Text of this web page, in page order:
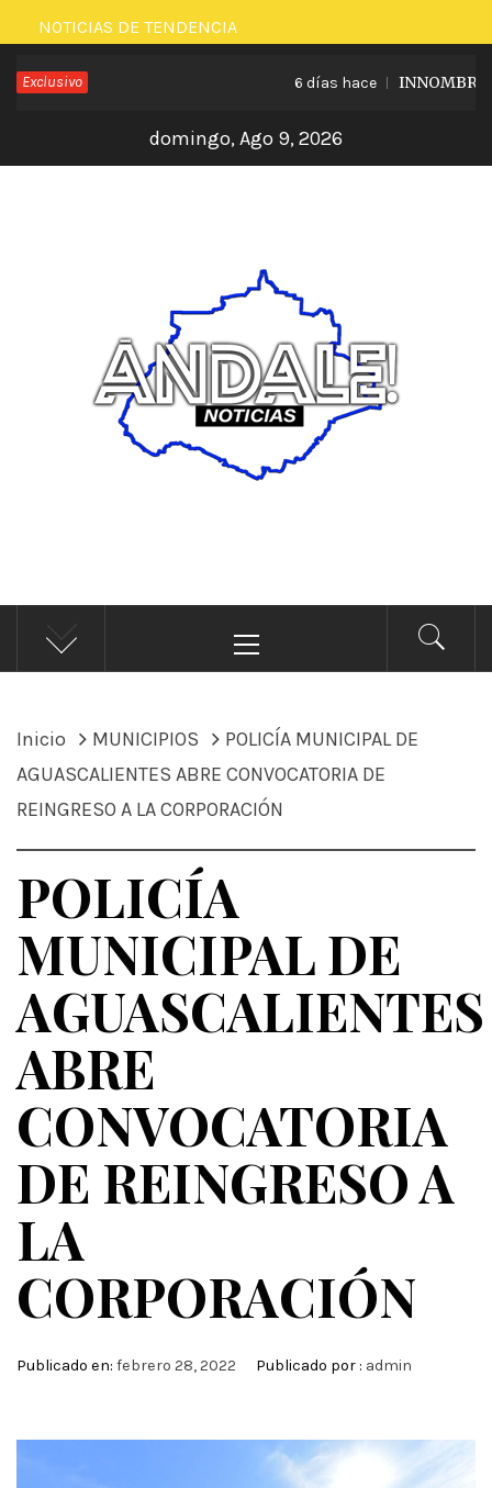
Saltar
al
contenido
NOTICIAS DE TENDENCIA
Exclusivo 6 días hace
domingo, Ago 9, 2026
ÁNDALE NOTICIAS
Noticias
principal
Inicio MUNICIPIOS
POLICÍA MUNICIPAL DE
AGUASCALIENTES ABRE CONVOCATORIA DE
REINGRESO A LA CORPORACIÓN
POLICÍA
MUNICIPAL DE
AGUASCALIENTES
ABRE
CONVOCATORIA
DE REINGRESO A
LA
CORPORACIÓN
Publicado en: febrero 28, 2022 Publicado por : admin